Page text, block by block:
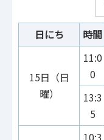
日にち 時間
15日（日
曜）
11:0
0
13:3
5
10:3